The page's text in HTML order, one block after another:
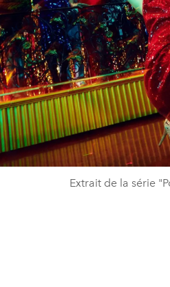
Extrait de la série